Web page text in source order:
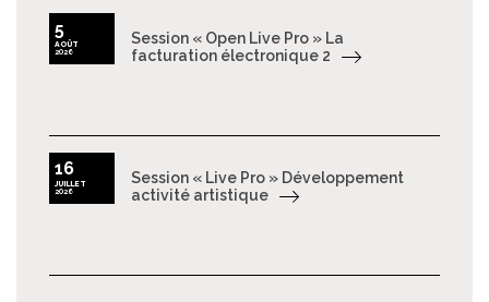
5
AOÛT
2026
Session « Open Live Pro » La
facturation électronique 2
16
JUILLET
2026
Session « Live Pro » Développement
activité artistique